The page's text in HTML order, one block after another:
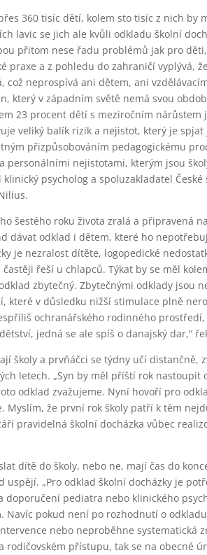
360 tisíc dětí, kolem sto tisíc z nich by
lavic se jich ale kvůli odkladu školní
přitom nese řadu problémů jak pro
praxe a z pohledu do zahraničí vyplývá,
což neprospívá ani dětem, ani
který v západním světě nemá svou
23 procent dětí s meziročním nárůstem
veliký balík rizik a nejistot, který je spjat
přizpůsobováním pedagogickému
personálními nejistotami, kterým jsou
klinický psycholog a spoluzakladatel
šestého roku života zralá a připravená
dávat odklad i dětem, které ho
je nezralost dítěte, logopedické
řeší u chlapců. Týkat by se měl
zbytečný. Zbytečnými odklady jsou
které v důsledku nižší stimulace plně
ochranářského rodinného
jedná se ale spíš o danajský dar,“
školy a prvňáčci se týdny učí distančně,
letech. „Syn by měl příští rok nastoupit
odklad zvažujeme. Nyní hovoří pro
Myslím, že první rok školy patří k těm
pravidelná školní docházka vůbec
dítě do školy, nebo ne, mají čas do
uspějí. „Pro odklad školní docházky je
doporučení pediatra nebo klinického
Navíc pokud není po rozhodnutí o
nebo neproběhne systematická
rodičovském přístupu, tak se na obecné